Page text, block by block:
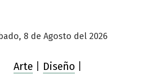
8 de Agosto del 2026
Arte Diseño